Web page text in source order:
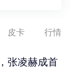
皮卡 行情
张凌赫成首